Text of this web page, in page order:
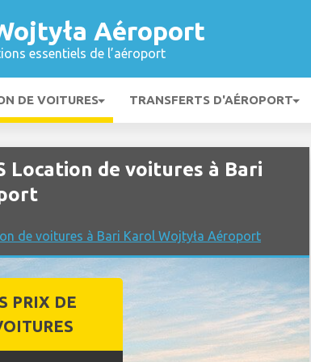
Aéroport
essentiels de l’aéroport
DE VOITURES TRANSFERTS D'AÉROPORT
Location de voitures à Bari
de voitures à Bari Karol Wojtyła Aéroport
PRIX DE